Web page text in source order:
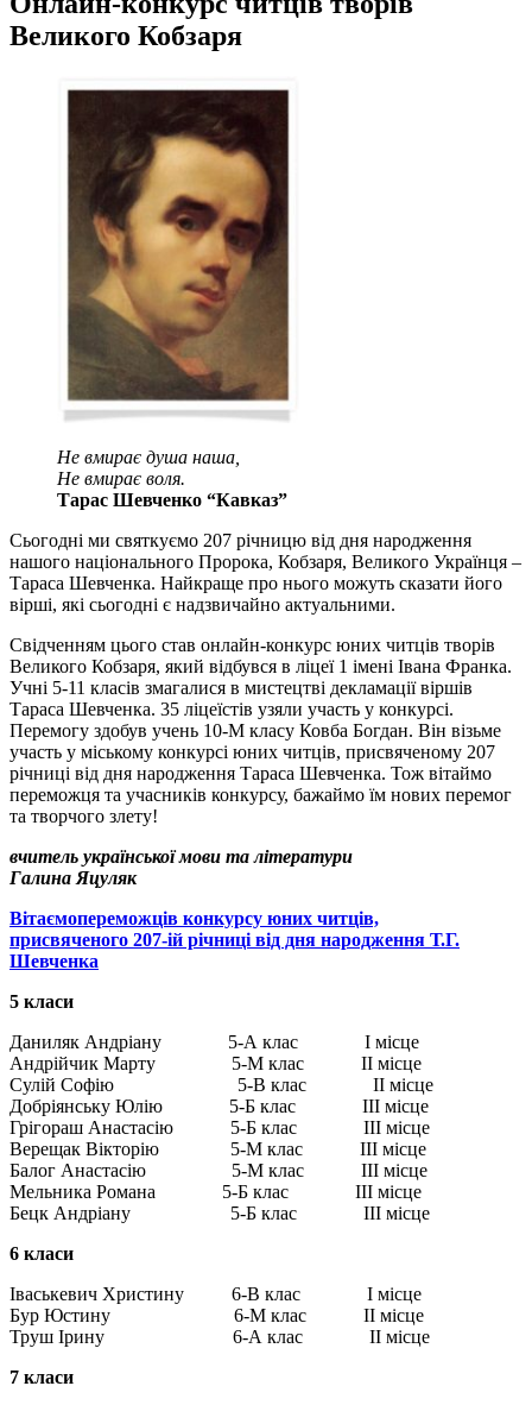
Великого Кобзаря
Не вмирає душа наша,
Не вмирає воля.
Тарас Шевченко “Кавказ”
Сьогодні ми святкуємо 207 річницю від дня народження
нашого національного Пророка, Кобзаря, Великого Українця –
Тараса Шевченка. Найкраще про нього можуть сказати його
вірші, які сьогодні є надзвичайно актуальними.
Свідченням цього став онлайн-конкурс юних читців творів
Великого Кобзаря, який відбувся в ліцеї 1 імені Івана Франка.
Учні 5-11 класів змагалися в мистецтві декламації віршів
Тараса Шевченка. 35 ліцеїстів узяли участь у конкурсі.
Перемогу здобув учень 10-М класу Ковба Богдан. Він візьме
участь у міському конкурсі юних читців, присвяченому 207
річниці від дня народження Тараса Шевченка. Тож вітаймо
переможця та учасників конкурсу, бажаймо їм нових перемог
та творчого злету!
вчитель української мови та літератури
Галина Яцуляк
Вітаємопереможців конкурсу юних читців,
присвяченого 207-ій річниці від дня народження Т.Г.
Шевченка
5 класи
Даниляк Андріану 5-А клас І місце
Андрійчик Марту 5-М клас ІІ місце
Сулій Софію 5-В клас ІІ місце
Добріянську Юлію 5-Б клас ІІІ місце
Грігораш Анастасію 5-Б клас ІІІ місце
Верещак Вікторію 5-М клас ІІІ місце
Балог Анастасію 5-М клас ІІІ місце
Мельника Романа 5-Б клас ІІІ місце
Бецк Андріану 5-Б клас ІІІ місце
6 класи
Іваськевич Христину 6-В клас І місце
Бур Юстину 6-М клас ІІ місце
Труш Ірину 6-А клас ІІ місце
7 класи